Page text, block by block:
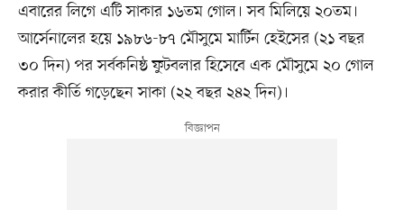
এবারের লিগে এটি সাকার ১৬তম গোল। সব মিলিয়ে ২০তম।
আর্সেনালের হয়ে ১৯৮৬-৮৭ মৌসুমে মার্টিন হেইসের (২১ বছর
৩০ দিন) পর সর্বকনিষ্ঠ ফুটবলার হিসেবে এক মৌসুমে ২০ গোল
করার কীর্তি গড়েছেন সাকা (২২ বছর ২৪২ দিন)।